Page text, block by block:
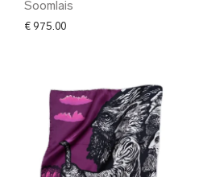
Soomlais
€ 975.00